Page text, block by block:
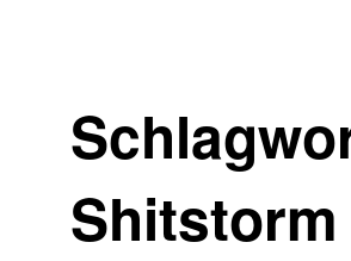
Shitstorm